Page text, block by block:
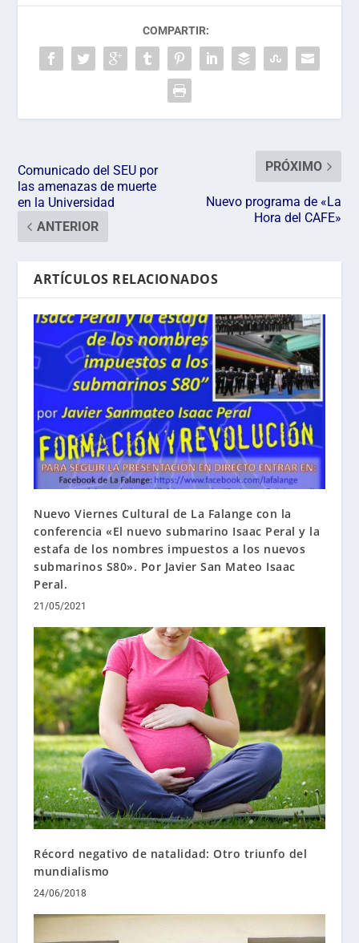
COMPARTIR:
Comunicado del SEU por
las amenazas de muerte
en la Universidad
ANTERIOR
PRÓXIMO
Nuevo programa de «La
Hora del CAFE»
ARTÍCULOS RELACIONADOS
Nuevo Viernes Cultural de La Falange con la
conferencia «El nuevo submarino Isaac Peral y la
estafa de los nombres impuestos a los nuevos
submarinos S80». Por Javier San Mateo Isaac
Peral.
21/05/2021
Récord negativo de natalidad: Otro triunfo del
mundialismo
24/06/2018